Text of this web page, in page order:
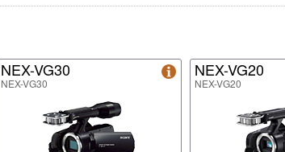
NEX-VG30
NEX-VG30
NEX-VG20
NEX-VG20